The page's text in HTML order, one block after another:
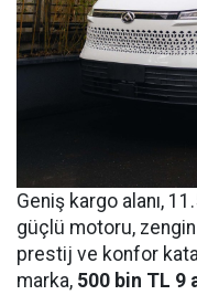
Geniş kargo alanı,
güçlü motoru,
prestij ve konfor
marka, 500 bin TL 9